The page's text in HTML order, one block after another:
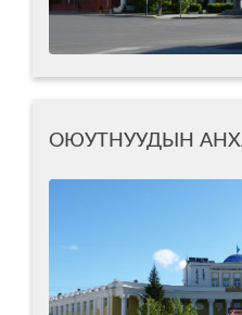
ОЮУТНУУДЫН